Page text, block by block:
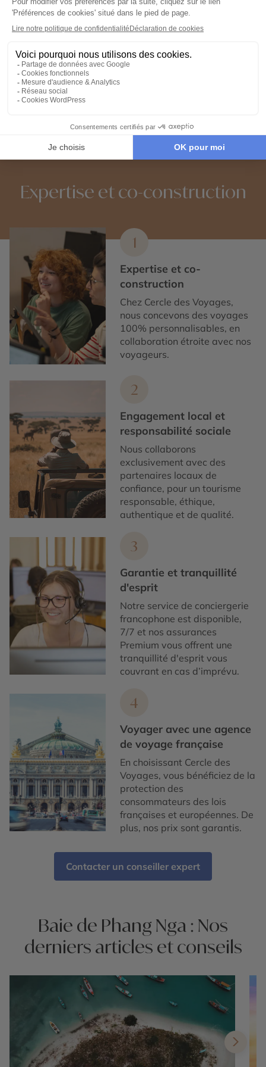
Nos 2 idées voyage
Baie de Phang Nga selon vos
envies
Voyages en petit
Expertise et co-construction
1
Expertise et co-
construction
Chez Cercle des Voyages,
nous concevons des voyages
100% personnalisables, en
collaboration étroite avec nos
voyageurs.
2
Engagement local et
responsabilité sociale
Nous collaborons
exclusivement avec des
partenaires locaux de
confiance, pour un tourisme
responsable, éthique,
authentique et de qualité.
3
Garantie et tranquillité
d'esprit
Notre service de conciergerie
francophone est disponible,
7/7 et nos assurances
Premium vous offrent une
tranquillité d'esprit vous
couvrant en cas d’imprévu.
4
Voyager avec une agence
de voyage française
En choisissant Cercle des
Voyages, vous bénéficiez de la
protection des
consommateurs des lois
françaises et européennes. De
plus, nos prix sont garantis.
Contacter un conseiller expert
Baie de Phang Nga : Nos
derniers articles et conseils